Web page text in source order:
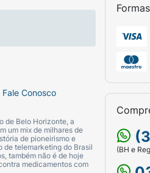
Fale Conosco
de Belo Horizonte, a
um mix de milhares de
de pioneirismo e
de telemarketing do Brasil
também não é de hoje
medicamentos com
(BH e